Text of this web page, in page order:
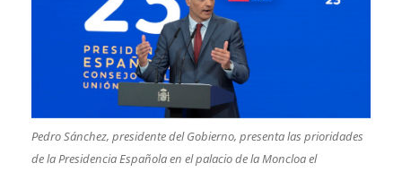
Pedro Sánchez, presidente del Gobierno, presenta las prioridades
de la Presidencia Española en el palacio de la Moncloa el